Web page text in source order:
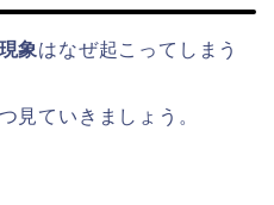
象はなぜ起こってしまう
見ていきましょう。